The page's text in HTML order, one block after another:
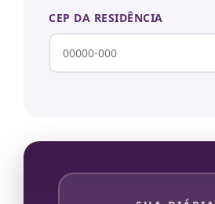
CEP DA RESIDÊNCIA